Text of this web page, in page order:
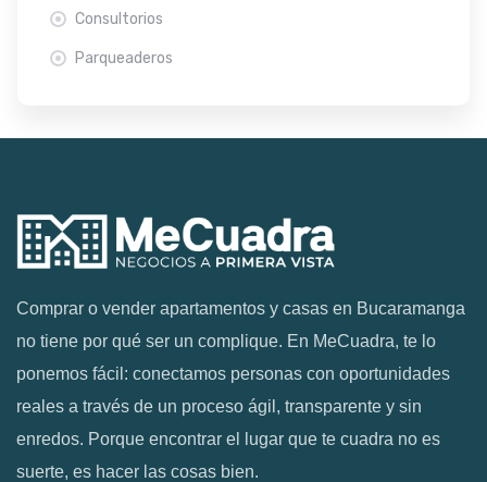
Consultorios
Parqueaderos
Comprar o vender apartamentos y casas en Bucaramanga
no tiene por qué ser un complique. En MeCuadra, te lo
ponemos fácil: conectamos personas con oportunidades
reales a través de un proceso ágil, transparente y sin
enredos. Porque encontrar el lugar que te cuadra no es
suerte, es hacer las cosas bien.